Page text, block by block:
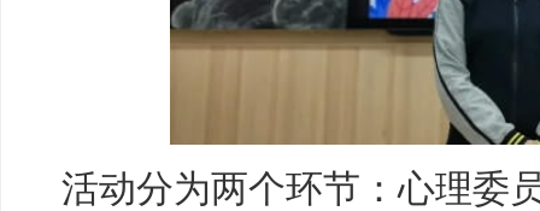
活动分为两个环节：心理委